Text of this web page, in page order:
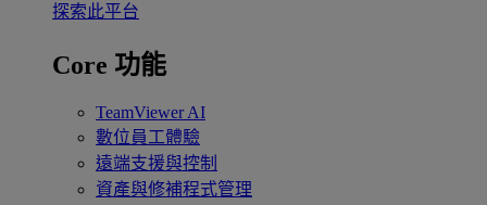
探索此平台
Core 功能
TeamViewer AI
數位員工體驗
遠端支援與控制
資產與修補程式管理